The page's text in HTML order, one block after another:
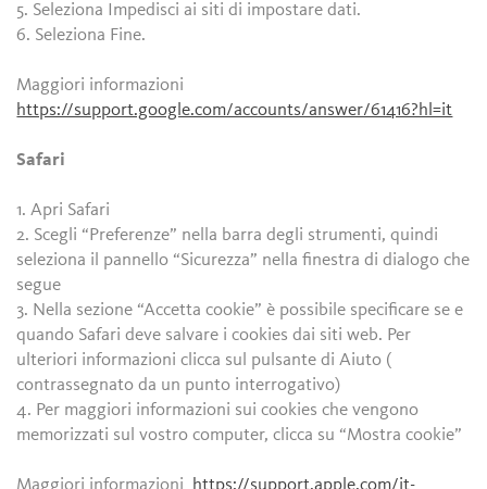
5. Seleziona Impedisci ai siti di impostare dati.
6. Seleziona Fine.
Maggiori informazioni
https://support.google.com/accounts/answer/61416?hl=it
Safari
1. Apri Safari
2. Scegli “Preferenze” nella barra degli strumenti, quindi
seleziona il pannello “Sicurezza” nella finestra di dialogo che
segue
3. Nella sezione “Accetta cookie” è possibile specificare se e
quando Safari deve salvare i cookies dai siti web. Per
ulteriori informazioni clicca sul pulsante di Aiuto (
contrassegnato da un punto interrogativo)
4. Per maggiori informazioni sui cookies che vengono
memorizzati sul vostro computer, clicca su “Mostra cookie”